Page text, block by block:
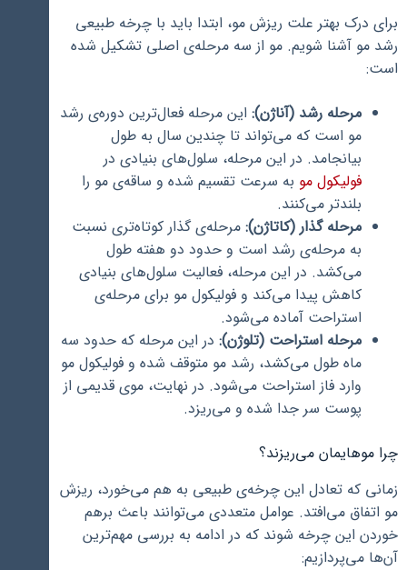
برای درک بهتر علت ریزش مو، ابتدا باید با چرخه طبیعی
رشد مو آشنا شویم. مو از سه مرحله‌ی اصلی تشکیل شده
است:
مرحله رشد (آناژن): این مرحله فعال‌ترین دوره‌ی رشد
مو است که می‌تواند تا چندین سال به طول
بیانجامد. در این مرحله، سلول‌های بنیادی در
فولیکول مو به سرعت تقسیم شده و ساقه‌ی مو را
بلندتر می‌کنند.
مرحله گذار (کاتاژن): مرحله‌ی گذار کوتاه‌تری نسبت
به مرحله‌ی رشد است و حدود دو هفته طول
می‌کشد. در این مرحله، فعالیت سلول‌های بنیادی
کاهش پیدا می‌کند و فولیکول مو برای مرحله‌ی
استراحت آماده می‌شود.
مرحله استراحت (تلوژن): در این مرحله که حدود سه
ماه طول می‌کشد، رشد مو متوقف شده و فولیکول مو
وارد فاز استراحت می‌شود. در نهایت، موی قدیمی از
پوست سر جدا شده و می‌ریزد.
چرا موهایمان می‌ریزند؟
زمانی که تعادل این چرخه‌ی طبیعی به هم می‌خورد، ریزش
مو اتفاق می‌افتد. عوامل متعددی می‌توانند باعث برهم
خوردن این چرخه شوند که در ادامه به بررسی مهم‌ترین
آن‌ها می‌پردازیم: